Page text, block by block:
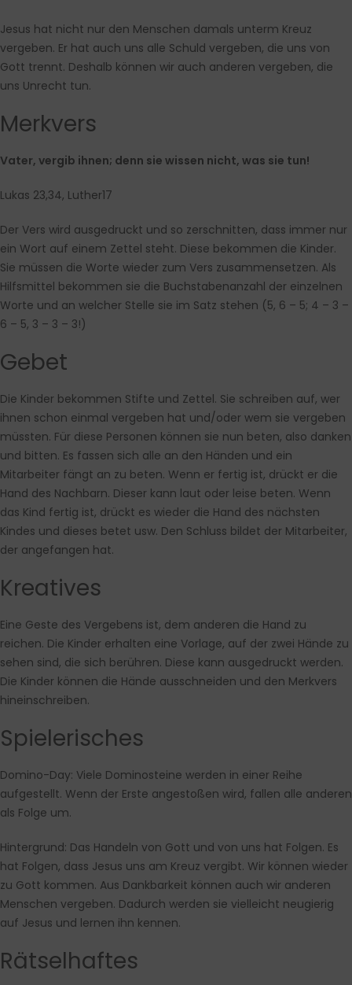
Jesus hat nicht nur den Menschen damals unterm Kreuz
vergeben. Er hat auch uns alle Schuld vergeben, die uns von
Gott trennt. Deshalb können wir auch anderen vergeben, die
uns Unrecht tun.
Merkvers
Vater, vergib ihnen; denn sie wissen nicht, was sie tun!
Lukas 23,34, Luther17
Der Vers wird ausgedruckt und so zerschnitten, dass immer nur
ein Wort auf einem Zettel steht. Diese bekommen die Kinder.
Sie müssen die Worte wieder zum Vers zusammensetzen. Als
Hilfsmittel bekommen sie die Buchstabenanzahl der einzelnen
Worte und an welcher Stelle sie im Satz stehen (5, 6 – 5; 4 – 3 –
6 – 5, 3 – 3 – 3!)
Gebet
Die Kinder bekommen Stifte und Zettel. Sie schreiben auf, wer
ihnen schon einmal vergeben hat und/oder wem sie vergeben
müssten. Für diese Personen können sie nun beten, also danken
und bitten. Es fassen sich alle an den Händen und ein
Mitarbeiter fängt an zu beten. Wenn er fertig ist, drückt er die
Hand des Nachbarn. Dieser kann laut oder leise beten. Wenn
das Kind fertig ist, drückt es wieder die Hand des nächsten
Kindes und dieses betet usw. Den Schluss bildet der Mitarbeiter,
der angefangen hat.
Kreatives
Eine Geste des Vergebens ist, dem anderen die Hand zu
reichen. Die Kinder erhalten eine Vorlage, auf der zwei Hände zu
sehen sind, die sich berühren. Diese kann ausgedruckt werden.
Die Kinder können die Hände ausschneiden und den Merkvers
hineinschreiben.
Spielerisches
Domino-Day: Viele Dominosteine werden in einer Reihe
aufgestellt. Wenn der Erste angestoßen wird, fallen alle anderen
als Folge um.
Hintergrund: Das Handeln von Gott und von uns hat Folgen. Es
hat Folgen, dass Jesus uns am Kreuz vergibt. Wir können wieder
zu Gott kommen. Aus Dankbarkeit können auch wir anderen
Menschen vergeben. Dadurch werden sie vielleicht neugierig
auf Jesus und lernen ihn kennen.
Rätselhaftes